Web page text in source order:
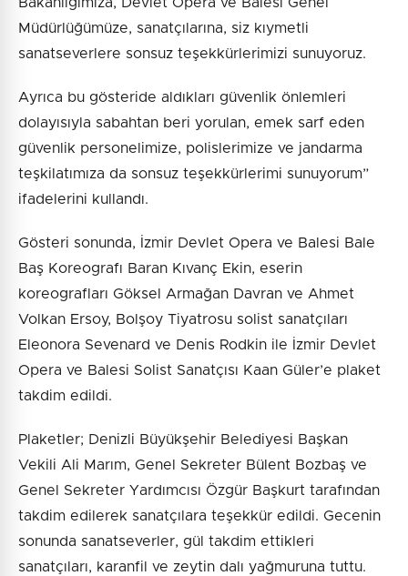
Bakanlığımıza, Devlet Opera ve Balesi Genel
Müdürlüğümüze, sanatçılarına, siz kıymetli
sanatseverlere sonsuz teşekkürlerimizi sunuyoruz.
Ayrıca bu gösteride aldıkları güvenlik önlemleri
dolayısıyla sabahtan beri yorulan, emek sarf eden
güvenlik personelimize, polislerimize ve jandarma
teşkilatımıza da sonsuz teşekkürlerimi sunuyorum”
ifadelerini kullandı.
Gösteri sonunda, İzmir Devlet Opera ve Balesi Bale
Baş Koreografı Baran Kıvanç Ekin, eserin
koreografları Göksel Armağan Davran ve Ahmet
Volkan Ersoy, Bolşoy Tiyatrosu solist sanatçıları
Eleonora Sevenard ve Denis Rodkin ile İzmir Devlet
Opera ve Balesi Solist Sanatçısı Kaan Güler’e plaket
takdim edildi.
Plaketler; Denizli Büyükşehir Belediyesi Başkan
Vekili Ali Marım, Genel Sekreter Bülent Bozbaş ve
Genel Sekreter Yardımcısı Özgür Başkurt tarafından
takdim edilerek sanatçılara teşekkür edildi. Gecenin
sonunda sanatseverler, gül takdim ettikleri
sanatçıları, karanfil ve zeytin dalı yağmuruna tuttu.